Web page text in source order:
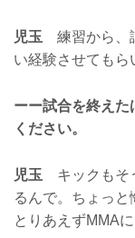
児玉 練習から、
い経験させてもら
ーー試合を終えた
ください。
児玉 キックもそ
るんで。ちょっと
とりあえずMMA